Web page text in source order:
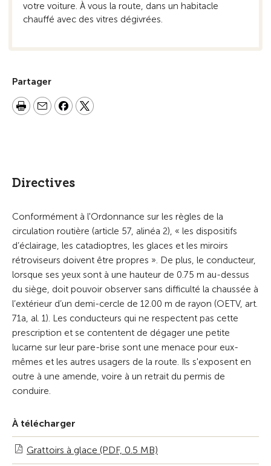
votre voiture. À vous la route, dans un habitacle
chauffé avec des vitres dégivrées.
Partager
Directives
Conformément à l'Ordonnance sur les règles de la
circulation routière (article 57, alinéa 2), « les dispositifs
d’éclairage, les catadioptres, les glaces et les miroirs
rétroviseurs doivent être propres ». De plus, le conducteur,
lorsque ses yeux sont à une hauteur de 0.75 m au-dessus
du siège, doit pouvoir observer sans difficulté la chaussée à
l’extérieur d’un demi-cercle de 12.00 m de rayon (OETV, art.
71a, al. 1). Les conducteurs qui ne respectent pas cette
prescription et se contentent de dégager une petite
lucarne sur leur pare-brise sont une menace pour eux-
mêmes et les autres usagers de la route. Ils s'exposent en
outre à une amende, voire à un retrait du permis de
conduire.
À télécharger
Grattoirs à glace (PDF, 0.5 MB)